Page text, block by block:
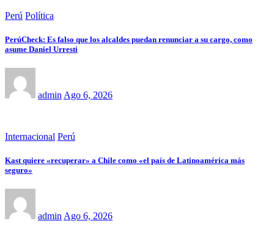
Perú Política
PerúCheck: Es falso que los alcaldes puedan renunciar a su cargo, como
asume Daniel Urresti
admin Ago 6, 2026
Internacional Perú
Kast quiere «recuperar» a Chile como «el país de Latinoamérica más
seguro»
admin Ago 6, 2026